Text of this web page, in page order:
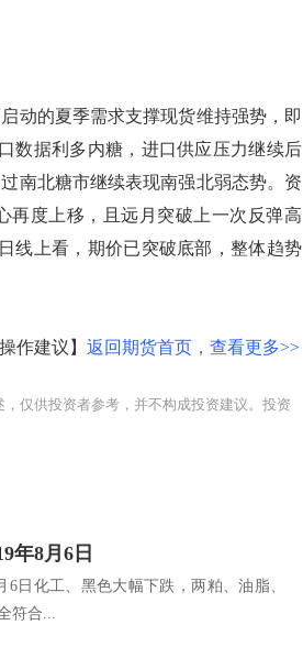
的夏季需求支撑现货维持强势，即
数据利多内糖，进口供应压力继续后
南北糖市继续表现南强北弱态势。资
再度上移，且远月突破上一次反弹高
线上看，期价已突破底部，整体趋势
作建议】 返回期货首页，查看更多>>
仅供投资者参考，并不构成投资建议。投资
年8月6日
6日化工、黑色大幅下跌，两粕、油脂、
符合...